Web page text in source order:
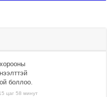
боллоо.
цаг 58 минут